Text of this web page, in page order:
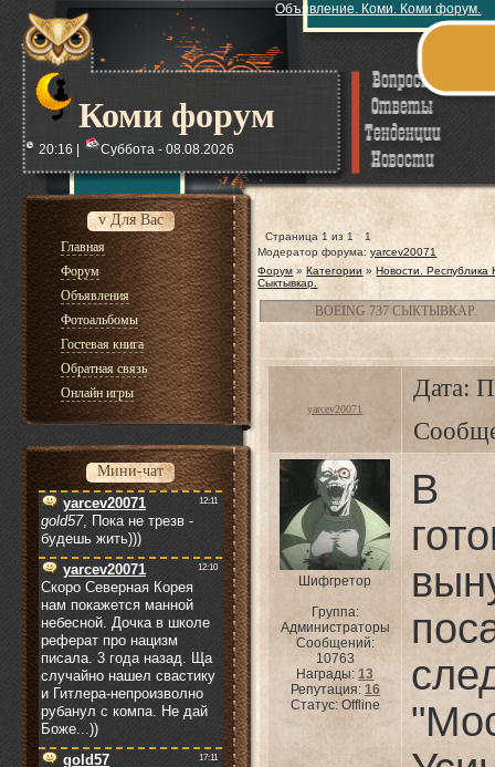
Коми форум
Объявление. Коми. Коми форум.
20:16 | Суббота - 08.08.2026
v Для Вас
Главная
Форум
Объявления
Фотоальбомы
Гостевая книга
Обратная связь
Онлайн игры
Мини-чат
Страница1 из 1
1
Модератор форума:yarcev20071
Форум » Категории » Новости. Республика
Сыктывкар.
BOEING 737 СЫКТЫВКАР.
yarcev20071
Дата:
Шифгретор
Группа:
Администраторы
Сообщений:
10763
Награды:13
Репутация: 16
Статус: Offline
В